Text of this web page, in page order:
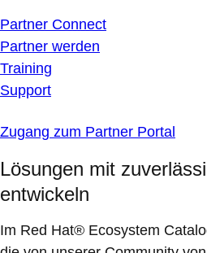
Partner Connect
Partner werden
Training
Support
Zugang zum Partner Portal
Lösungen mit
entwickeln
Im Red Hat® Ecosystem